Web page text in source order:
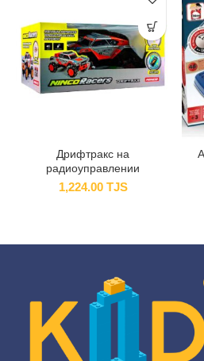
Дрифтракс на
радиоуправлении
1,224.00 TJS